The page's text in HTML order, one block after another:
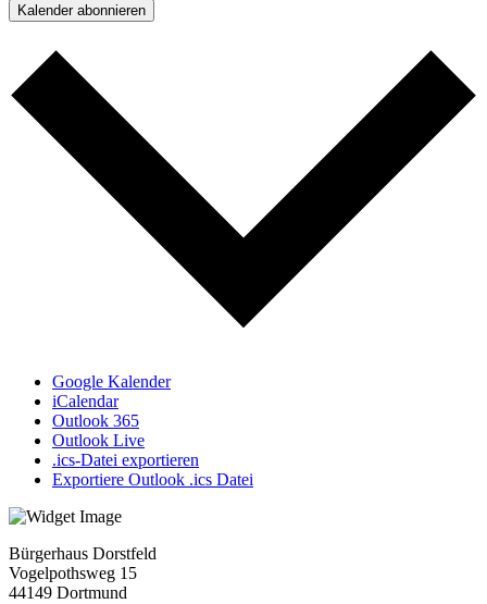
Kalender abonnieren
Google Kalender
iCalendar
Outlook 365
Outlook Live
.ics-Datei exportieren
Exportiere Outlook .ics Datei
Bürgerhaus Dorstfeld
Vogelpothsweg 15
44149 Dortmund